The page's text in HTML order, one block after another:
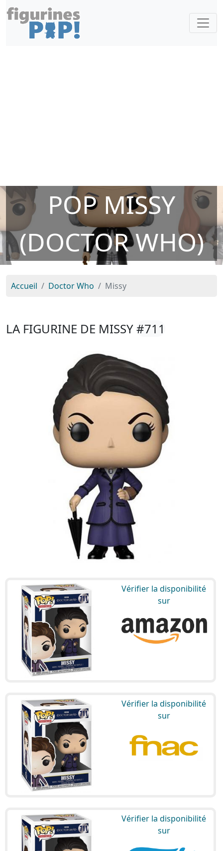
POP MISSY
(DOCTOR WHO)
Accueil Doctor Who Missy
LA FIGURINE DE MISSY#711
Vérifier la disponibilité
sur
Vérifier la disponibilité
sur
Vérifier la disponibilité
sur